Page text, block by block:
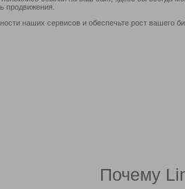
продвижения.
наших сервисов и обеспечьте рост вашего
Почему